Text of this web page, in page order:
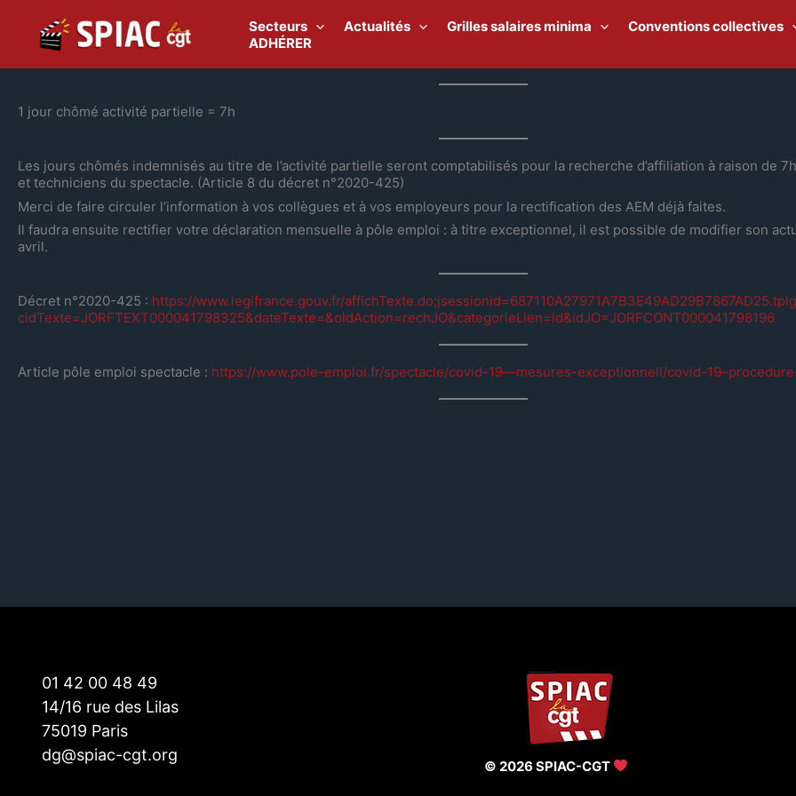
contenu
Secteurs Actualités Grilles salaires minima Conventions collectives
ADHÉRER
1 jour chômé activité partielle = 7h
Les jours chômés indemnisés au titre de l’activité partielle seront comptabilisés pour la recherche d’affiliation à raison de
et techniciens du spectacle. (Article 8 du décret n°2020-425)
Merci de faire circuler l’information à vos collègues et à vos employeurs pour la rectification des AEM déjà faites.
Il faudra ensuite rectifier votre déclaration mensuelle à pôle emploi : à titre exceptionnel, il est possible de modifier son
avril.
Décret n°2020-425 : https://www.legifrance.gouv.fr/
cidTexte=JORFTEXT000041798325&dateTexte=&oldAction=rechJO&categorieLien=id&idJO=JORFCONT000041798196
Article pôle emploi spectacle : https://www.pole-emploi.fr/spectacle/covid-19—mesures-exceptionnell/covid-
01 42 00 48 49
14/16 rue des Lilas
75019 Paris
dg@spiac-cgt.org
© 2026 SPIAC-CGT